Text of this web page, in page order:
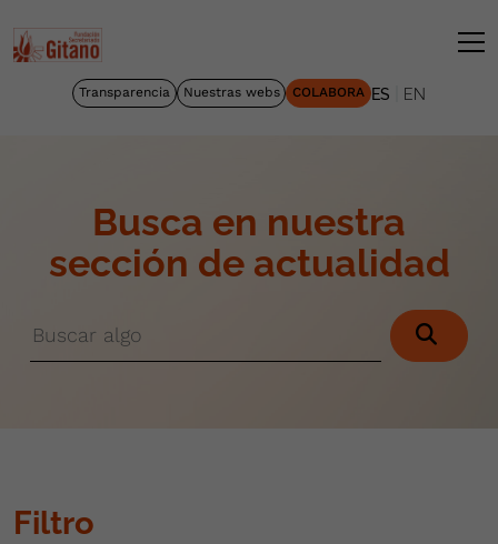
Transparencia Nuestras webs COLABORA ES EN
Busca en nuestra
sección de actualidad
Filtro